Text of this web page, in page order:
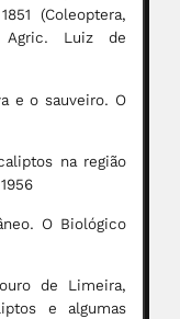
(Coleoptera,
Agric. Luiz de
e o sauveiro. O
na região
O Biológico
de Limeira,
e algumas